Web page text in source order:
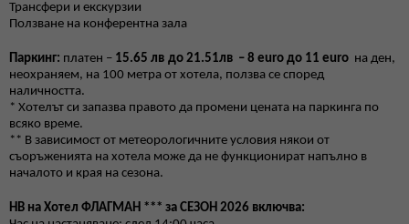
Трансфери и екскурзии
Ползване на конферентна зала
Паркинг: платен – 15.65 лв до 21.51лв – 8 euro до 11 euro на ден,
неохраняем, на 100 метра от хотела, ползва се според
наличността.
* Хотелът си запазва правото да промени цената на паркинга по
всяко време.
** В зависимост от метеорологичните условия някои от
съоръженията на хотела може да не функционират напълно в
началото и края на сезона.
HB на Хотел ФЛАГМАН *** за СЕЗОН 2026 включва: